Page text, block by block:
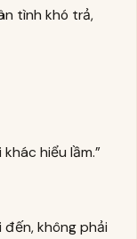
tình khó trả,
hiểu lầm.”
đến, không phải